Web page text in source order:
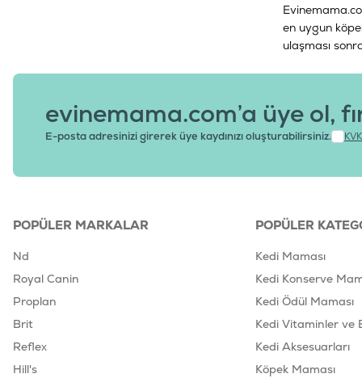
en uygun
ulaşması
evinemama.com’a üye ol,
E-posta adresinizi girerek üye kaydınızı oluşturabilirsiniz.
POPÜLER MARKALAR
Nd
Royal Canin
Proplan
Brit
Reflex
Hill's
POPÜLER
Kedi Maması
Kedi Konserve
Kedi Ödül Maması
Kedi Vitaminler ve
Kedi Aksesuarları
Köpek Maması